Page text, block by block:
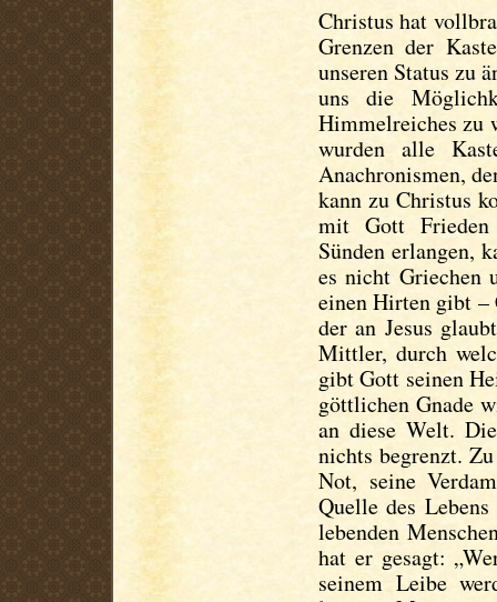
Christus hat
Grenzen der
unseren Status zu
uns die
Himmelreiches zu
wurden alle
Anachronismen,
kann zu Christus
mit Gott Frieden
Sünden erlangen,
es nicht Griechen
einen Hirten gibt
der an Jesus
Mittler, durch
gibt Gott seinen
göttlichen Gnade
an diese Welt.
nichts begrenzt.
Not, seine
Quelle des
lebenden
hat er gesagt:
seinem Leibe